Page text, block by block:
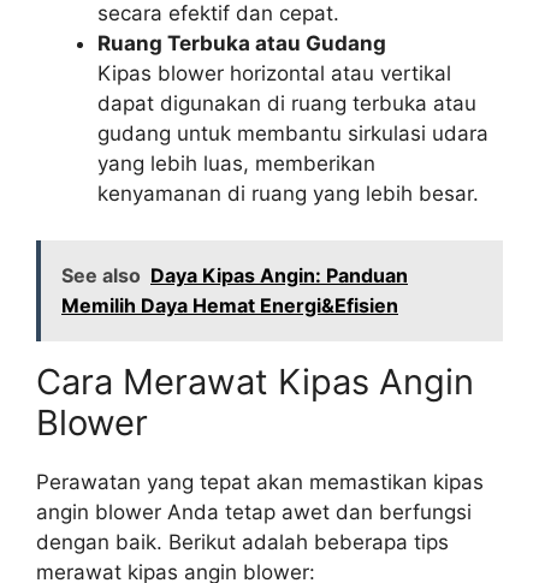
secara efektif dan cepat.
Ruang Terbuka atau Gudang
Kipas blower horizontal atau vertikal
dapat digunakan di ruang terbuka atau
gudang untuk membantu sirkulasi udara
yang lebih luas, memberikan
kenyamanan di ruang yang lebih besar.
See also Daya Kipas Angin: Panduan
Memilih Daya Hemat Energi&Efisien
Cara Merawat Kipas Angin
Blower
Perawatan yang tepat akan memastikan kipas
angin blower Anda tetap awet dan berfungsi
dengan baik. Berikut adalah beberapa tips
merawat kipas angin blower: